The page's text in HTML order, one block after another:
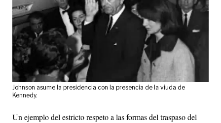
Johnson asume la presidencia con la presencia de la viuda de
Kennedy.
Un ejemplo del estricto respeto a las formas del traspaso del